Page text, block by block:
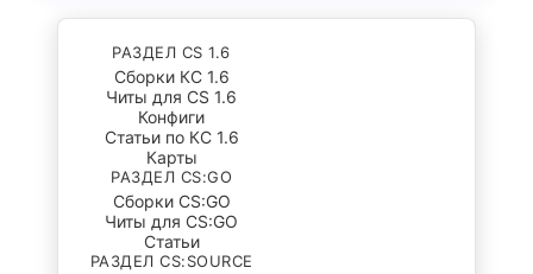
РАЗДЕЛ CS 1.6
Сборки КС 1.6
Читы для CS 1.6
Конфиги
Статьи по КС 1.6
Карты
РАЗДЕЛ CS:GO
Сборки CS:GO
Читы для CS:GO
Статьи
РАЗДЕЛ CS:SOURCE